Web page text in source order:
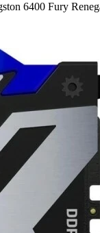
6400 Fury